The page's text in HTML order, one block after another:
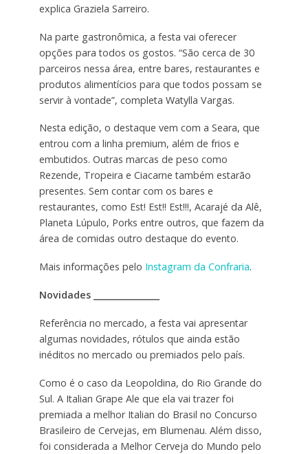
explica Graziela Sarreiro.
Na parte gastronômica, a festa vai oferecer
opções para todos os gostos. “São cerca de 30
parceiros nessa área, entre bares, restaurantes e
produtos alimentícios para que todos possam se
servir à vontade”, completa Watylla Vargas.
Nesta edição, o destaque vem com a Seara, que
entrou com a linha premium, além de frios e
embutidos. Outras marcas de peso como
Rezende, Tropeira e Ciacarne também estarão
presentes. Sem contar com os bares e
restaurantes, como Est! Est!! Est!!!, Acarajé da Alê,
Planeta Lúpulo, Porks entre outros, que fazem da
área de comidas outro destaque do evento.
Mais informações pelo Instagram da Confraria.
Novidades ________________
Referência no mercado, a festa vai apresentar
algumas novidades, rótulos que ainda estão
inéditos no mercado ou premiados pelo país.
Como é o caso da Leopoldina, do Rio Grande do
Sul. A Italian Grape Ale que ela vai trazer foi
premiada a melhor Italian do Brasil no Concurso
Brasileiro de Cervejas, em Blumenau. Além disso,
foi considerada a Melhor Cerveja do Mundo pelo